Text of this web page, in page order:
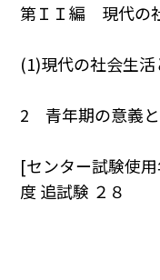
第ＩＩ編 現代の
(1)現代の社会生
2 青年期の意義
[センター試験使
度 追試験 ２８